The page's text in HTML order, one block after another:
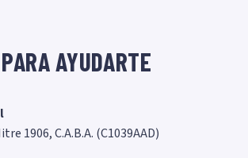
AYUDARTE
1906, C.A.B.A. (C1039AAD)